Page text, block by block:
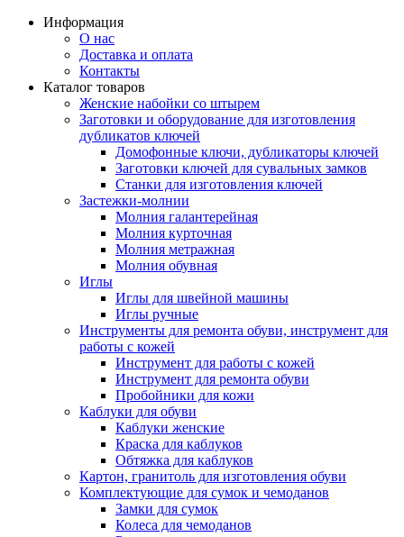
Информация
О нас
Доставка и оплата
Контакты
Каталог товаров
Женские набойки со штырем
Заготовки и оборудование для изготовления
дубликатов ключей
Домофонные ключи, дубликаторы ключей
Заготовки ключей для сувальных замков
Станки для изготовления ключей
Застежки-молнии
Молния галантерейная
Молния курточная
Молния метражная
Молния обувная
Иглы
Иглы для швейной машины
Иглы ручные
Инструменты для ремонта обуви, инструмент для
работы с кожей
Инструмент для работы с кожей
Инструмент для ремонта обуви
Пробойники для кожи
Каблуки для обуви
Каблуки женские
Краска для каблуков
Обтяжка для каблуков
Картон, гранитоль для изготовления обуви
Комплектующие для сумок и чемоданов
Замки для сумок
Колеса для чемоданов